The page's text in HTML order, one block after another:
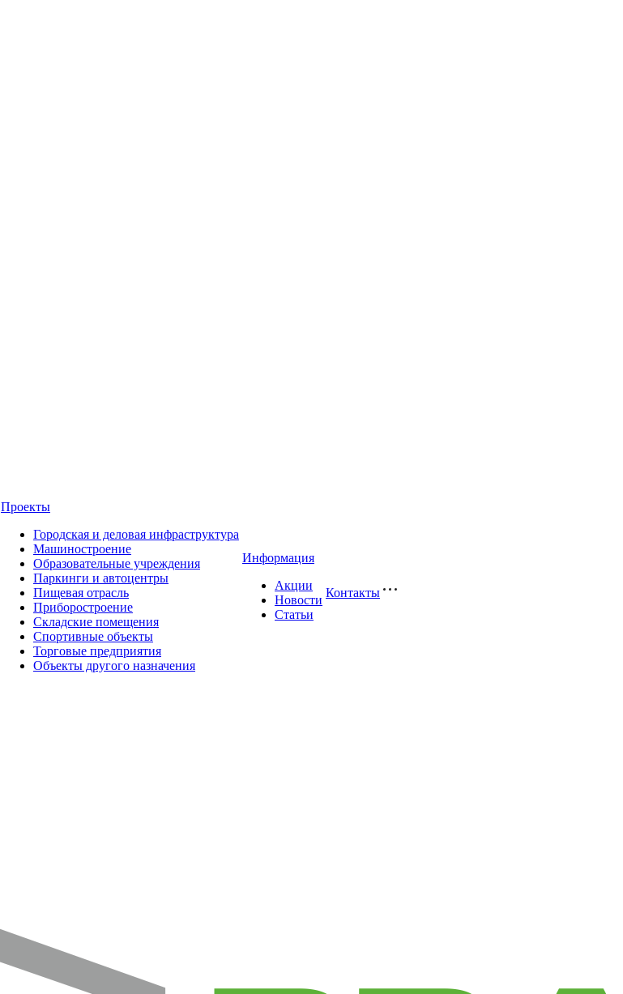
Проекты
Городская и деловая инфраструктура
Машиностроение
Образовательные учреждения
Паркинги и автоцентры
Пищевая отрасль
Приборостроение
Складские помещения
Спортивные объекты
Торговые предприятия
Объекты другого назначения
Информация
Акции
Новости
Статьи
Контакты